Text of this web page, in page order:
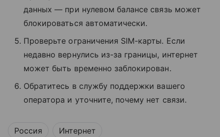
данных — при нулевом балансе связь может
блокироваться автоматически.
Проверьте ограничения SIM-карты. Если
недавно вернулись из-за границы, интернет
может быть временно заблокирован.
Обратитесь в службу поддержки вашего
оператора и уточните, почему нет связи.
Россия Интернет